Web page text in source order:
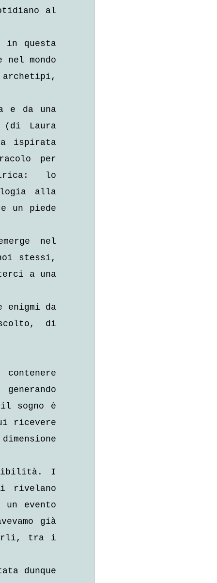
al
in questa
mondo
e da una
Laura
ispirata
per
lo
alla
un piede
nel
stessi,
a una
enigmi da
di
sogno è
ricevere
I
rivelano
evento
già
tra i
dunque